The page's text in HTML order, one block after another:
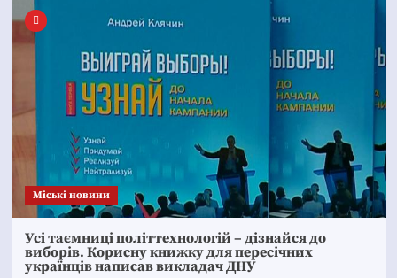
Mіські новини
Усі таємниці політтехнологій – дізнайся до
виборів. Корисну книжку для пересічних
українців написав викладач ДНУ